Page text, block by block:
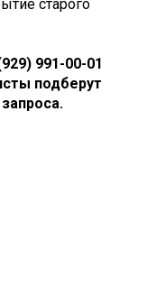
старого
991-00-01
подберут